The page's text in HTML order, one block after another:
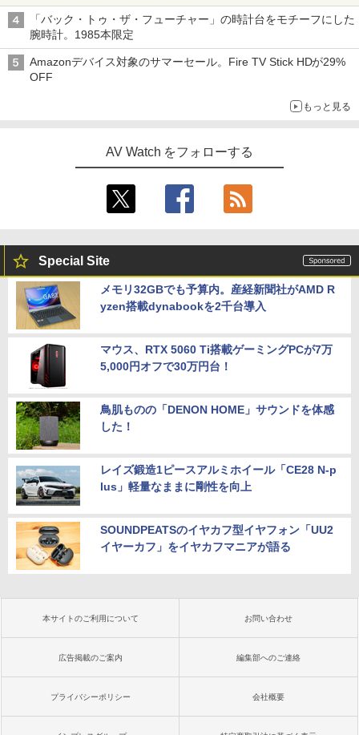
「バック・トゥ・ザ・フューチャー」の時計台をモチーフにした
腕時計。1985本限定
Amazonデバイス対象のサマーセール。Fire TV Stick HDが29%
OFF
もっと見る
AV Watch をフォローする
Special Site
メモリ32GBでも予算内。産経新聞社がAMD R
yzen搭載dynabookを2千台導入
マウス、RTX 5060 Ti搭載ゲーミングPCが7万
5,000円オフで30万円台！
鳥肌ものの「DENON HOME」サウンドを体感
した！
レイズ鍛造1ピースアルミホイール「CE28 N-p
lus」軽量なままに剛性を向上
SOUNDPEATSのイヤカフ型イヤフォン「UU2
イヤーカフ」をイヤカフマニアが語る
本サイトのご利用について お問い合わせ
広告掲載のご案内 編集部へのご連絡
プライバシーポリシー 会社概要